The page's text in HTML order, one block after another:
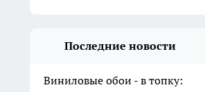
Последние новости
Виниловые обои - в топку: